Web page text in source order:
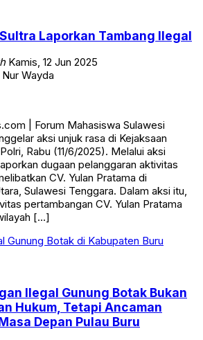
Laporkan Tambang Ilegal
Kamis, 12 Jun 2025
Nur Wayda
| Forum Mahasiswa Sulawesi
aksi unjuk rasa di Kejaksaan
Rabu (11/6/2025). Melalui aksi
dugaan pelanggaran aktivitas
CV. Yulan Pratama di
Sulawesi Tenggara. Dalam aksi itu,
pertambangan CV. Yulan Pratama
[…]
Ilegal Gunung Botak Bukan
Hukum, Tetapi Ancaman
Depan Pulau Buru